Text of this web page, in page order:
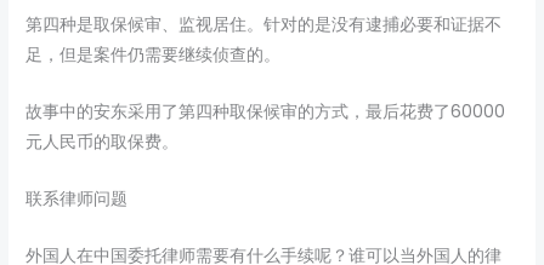
第四种是取保候审、监视居住。针对的是没有逮捕必要和证据不
足，但是案件仍需要继续侦查的。
故事中的安东采用了第四种取保候审的方式，最后花费了60000
元人民币的取保费。
联系律师问题
外国人在中国委托律师需要有什么手续呢？谁可以当外国人的律